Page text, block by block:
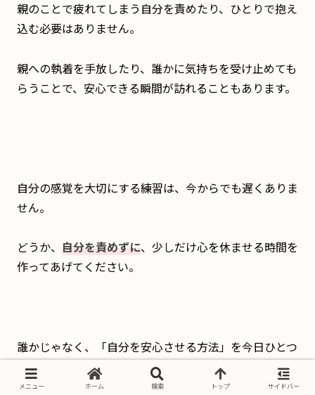
親のことで疲れてしまう自分を責めたり、ひとりで抱え
込む必要はありません。
親への執着を手放したり、誰かに気持ちを受け止めても
らうことで、安心できる瞬間が訪れることもあります。
自分の感覚を大切にする練習は、今からでも遅くありま
せん。
どうか、 自分を責めずに、少しだけ心を休ませる時間を
作ってあげてください。
誰かじゃなく、「自分を安心させる方法」を今日ひとつ
探してみて。
メニュー ホーム 検索 トップ サイドバー